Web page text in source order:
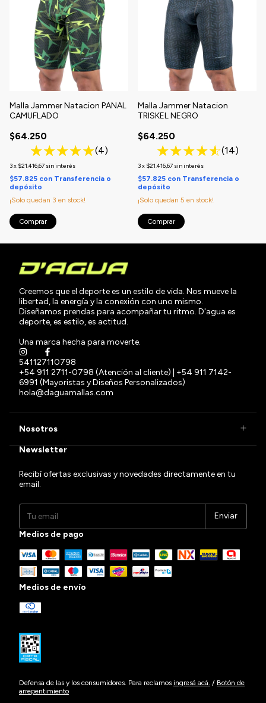
Malla Jammer Natacion PANAL
CAMUFLADO
$64.250
(4)
3x $21.416,67 sin interés
$57.825 con Transferencia o
depósito
¡Solo quedan 3 en stock!
Comprar
Malla Jammer Natacion
TRISKEL NEGRO
$64.250
(14)
3x $21.416,67 sin interés
$57.825 con Transferencia o
depósito
¡Solo quedan 5 en stock!
Comprar
Creemos que el deporte es un estilo de vida. Nos mueve la
libertad, la energía y la conexión con uno mismo.
Diseñamos prendas para acompañar tu ritmo. D'agua es
deporte, es estilo, es actitud.
Una marca hecha para moverte.
541127110798
+54 911 2711-0798 (Atención al cliente) | +54 911 7142-
6991 (Mayoristas y Diseños Personalizados)
hola@daguamallas.com
Nosotros
Newsletter
Recibí ofertas exclusivas y novedades directamente en tu
email.
Medios de pago
Medios de envío
Defensa de las y los consumidores. Para reclamos ingresá acá. / Botón de
arrepentimiento